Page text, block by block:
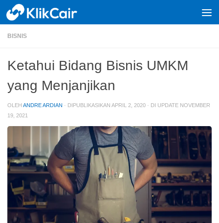
Skip to content
BISNIS
Ketahui Bidang Bisnis UMKM
yang Menjanjikan
OLEH ANDRE ARDIAN · DIPUBLIKASIKAN APRIL 2, 2020 · DI UPDATE NOVEMBER
19, 2021